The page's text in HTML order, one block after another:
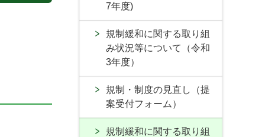
7年度)
規制緩和に関する取り組
み状況等について（令和
3年度）
規制・制度の見直し（提
案受付フォーム）
規制緩和に関する取り組